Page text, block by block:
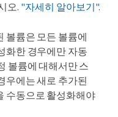
오. "자세히 알아보기".
볼륨은 모든 볼륨에
화한 경우에만 자동
볼륨에 대해서만 스
우에는 새로 추가된
수동으로 활성화해야